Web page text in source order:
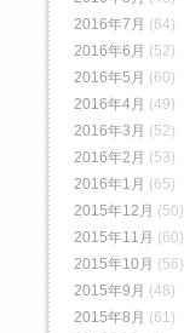
2016年7月 (64)
2016年6月 (52)
2016年5月 (60)
2016年4月 (49)
2016年3月 (52)
2016年2月 (53)
2016年1月 (65)
2015年12月 (50)
2015年11月 (60)
2015年10月 (56)
2015年9月 (48)
2015年8月 (61)